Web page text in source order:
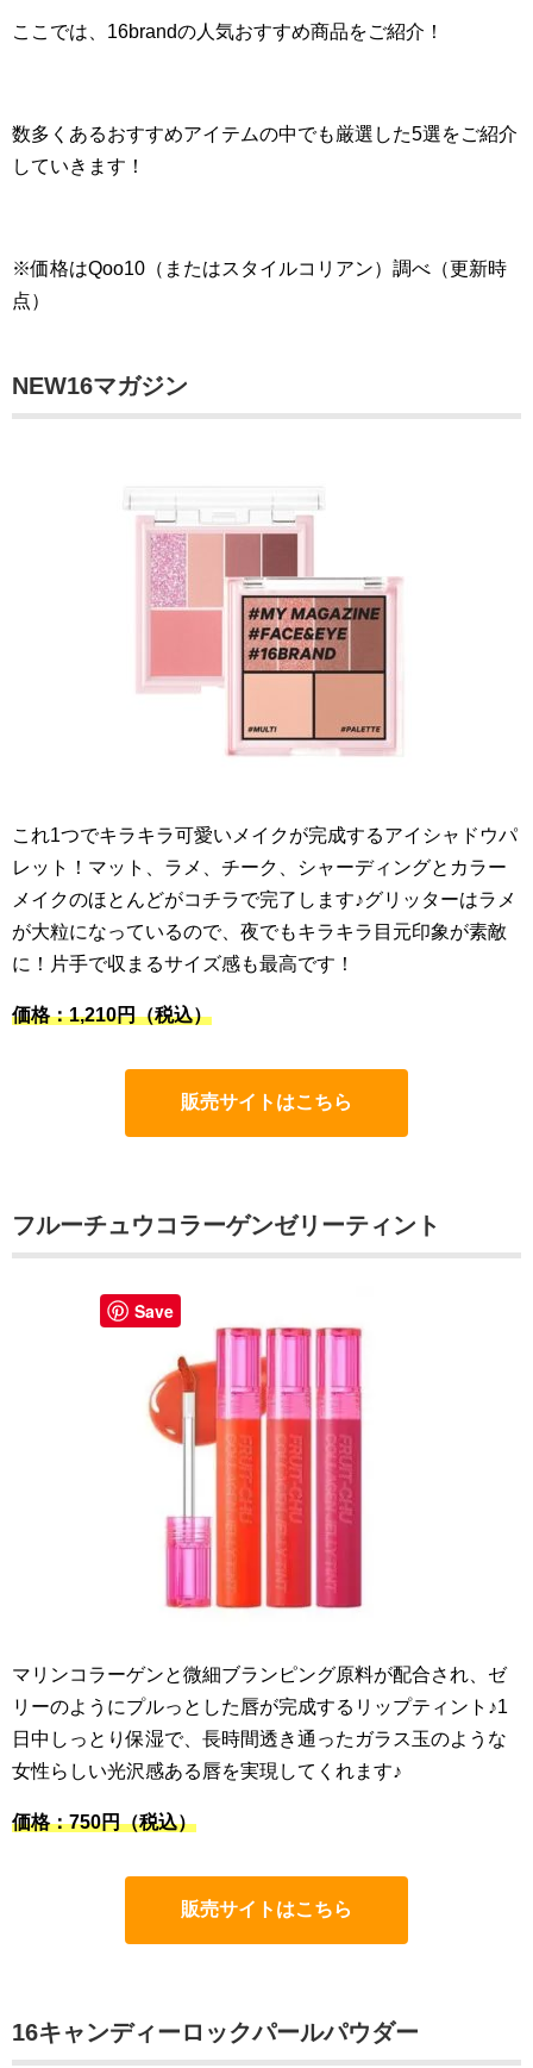
ここでは、16brandの人気おすすめ商品をご紹介！
数多くあるおすすめアイテムの中でも厳選した5選をご紹介
していきます！
※価格はQoo10（またはスタイルコリアン）調べ（更新時
点）
NEW16マガジン
これ1つでキラキラ可愛いメイクが完成するアイシャドウパ
レット！マット、ラメ、チーク、シャーディングとカラー
メイクのほとんどがコチラで完了します♪グリッターはラメ
が大粒になっているので、夜でもキラキラ目元印象が素敵
に！片手で収まるサイズ感も最高です！
価格：1,210円（税込）
販売サイトはこちら
フルーチュウコラーゲンゼリーティント
マリンコラーゲンと微細ブランピング原料が配合され、ゼ
リーのようにプルっとした唇が完成するリップティント♪1
日中しっとり保湿で、長時間透き通ったガラス玉のような
女性らしい光沢感ある唇を実現してくれます♪
価格：750円（税込）
販売サイトはこちら
16キャンディーロックパールパウダー
Save